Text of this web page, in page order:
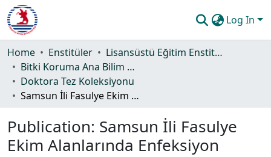
Log In
Communities & Collections
All of DSpace
Statistics
Guide
Home Enstitüler
Lisansüstü Eğitim Enstitüsü
Bitki Koruma Ana Bilim Dalı
Doktora Tez Koleksiyonu
Samsun İli Fasulye Ekim Alanlarında Enfeksiyon Oluşturan Bakteriyel Etmenlerin Belirlenmesi
Publication: Samsun İli Fasulye
Ekim Alanlarında Enfeksiyon